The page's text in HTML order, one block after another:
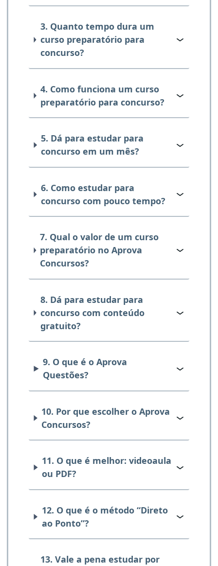
3. Quanto tempo dura um
curso preparatório para
concurso?
4. Como funciona um curso
preparatório para concurso?
5. Dá para estudar para
concurso em um mês?
6. Como estudar para
concurso com pouco tempo?
7. Qual o valor de um curso
preparatório no Aprova
Concursos?
8. Dá para estudar para
concurso com conteúdo
gratuito?
9. O que é o Aprova
Questões?
10. Por que escolher o Aprova
Concursos?
11. O que é melhor: videoaula
ou PDF?
12. O que é o método “Direto
ao Ponto”?
13. Vale a pena estudar por